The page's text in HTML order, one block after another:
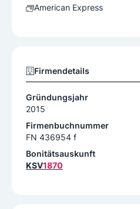
American Express
Firmendetails
Gründungsjahr
2015
Firmenbuchnummer
FN 436954 f
Bonitätsauskunft
KSV1870